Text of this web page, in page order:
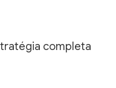
completa